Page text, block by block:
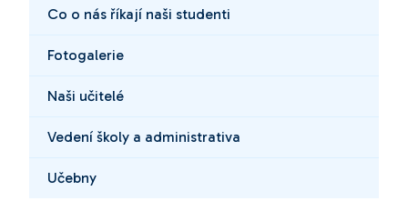
Co o nás říkají naši studenti
Fotogalerie
Naši učitelé
Vedení školy a administrativa
Učebny